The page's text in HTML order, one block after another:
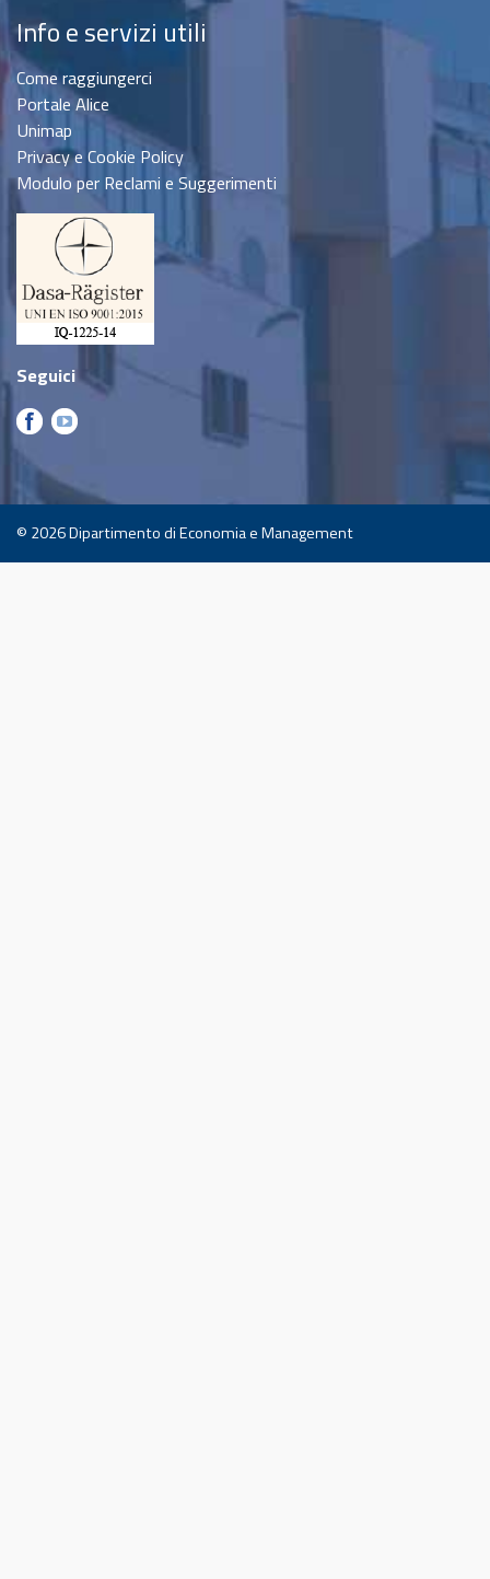
Info e servizi utili
Come raggiungerci
Portale Alice
Unimap
Privacy e Cookie Policy
Modulo per Reclami e Suggerimenti
Seguici
© 2026Dipartimento di Economia e Management